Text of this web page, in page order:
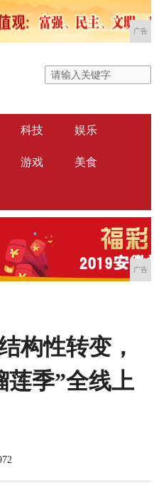
广告
科技 娱乐
游戏 美食
广告
构性转变，
莲季”全线上